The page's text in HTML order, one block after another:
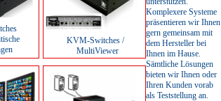
KVM-Switches /
MultiViewer
Komplexere Systeme
präsentieren wir Ihnen
gern gemeinsam mit
dem Hersteller bei
Ihnen im Hause.
Sämtliche Lösungen
bieten wir Ihnen oder
Ihren Kunden vorab
als Teststellung an.